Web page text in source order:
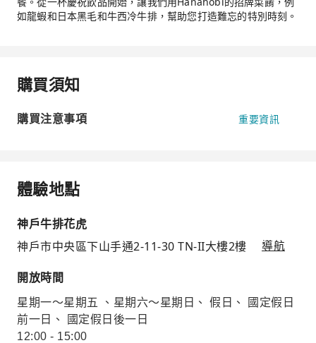
如龍蝦和日本黑毛和牛西冷牛排，幫助您打造難忘的特別時刻。
購買須知
購買注意事項 重要資訊
體驗地點
神戶牛排花虎
神戶市中央區下山手通2-11-30 TN-II大樓2樓
導航
開放時間
星期一～星期五 、星期六～星期日、 假日、 國定假日
前一日、 國定假日後一日
12:00 - 15:00